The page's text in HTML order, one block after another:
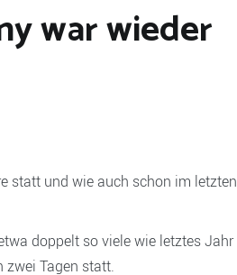
war wieder
statt und wie auch schon im letzten
doppelt so viele wie letztes Jahr
zwei Tagen statt.